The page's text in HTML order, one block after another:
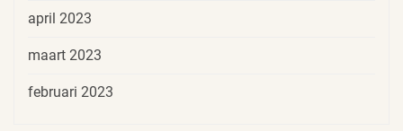
april 2023
maart 2023
februari 2023